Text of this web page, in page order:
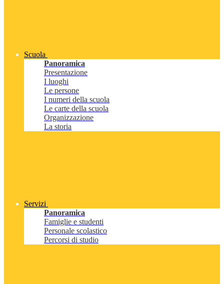
Scuola
Panoramica
Presentazione
I luoghi
Le persone
I numeri della scuola
Le carte della scuola
Organizzazione
La storia
Servizi
Panoramica
Famiglie e studenti
Personale scolastico
Percorsi di studio